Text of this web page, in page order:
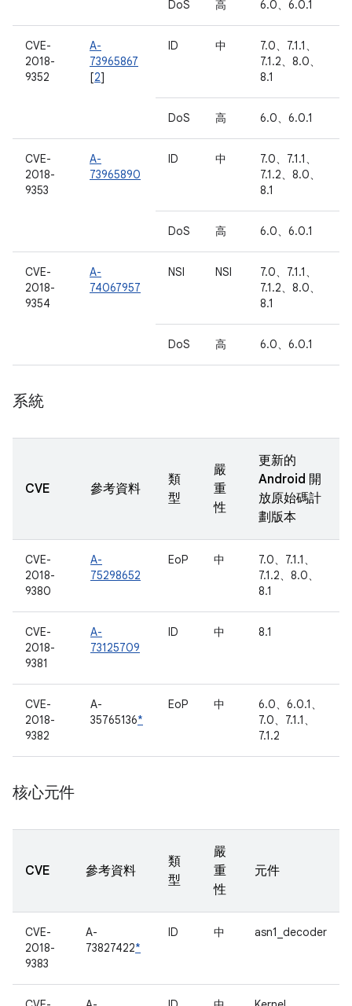
DoS 高 6.0、6.0.1
CVE-
2018-
9352
A-
73965867
[2]
ID 中
7.0、7.1.1、
7.1.2、8.0、
8.1
DoS 高 6.0、6.0.1
CVE-
2018-
9353
A-
73965890
ID 中
7.0、7.1.1、
7.1.2、8.0、
8.1
DoS 高 6.0、6.0.1
CVE-
2018-
9354
A-
74067957
NSI NSI
7.0、7.1.1、
7.1.2、8.0、
8.1
DoS 高 6.0、6.0.1
系統
CVE 參考資料
類
型
嚴
重
性
更新的
Android 開
放原始碼計
劃版本
CVE-
2018-
9380
A-
75298652
EoP 中
7.0、7.1.1、
7.1.2、8.0、
8.1
CVE-
2018-
9381
A-
73125709
ID 中 8.1
CVE-
2018-
9382
A-
35765136*
EoP 中
6.0、6.0.1、
7.0、7.1.1、
7.1.2
核心元件
CVE 參考資料
類
型
嚴
重
性
元件
CVE-
2018-
9383
A-
73827422*
ID 中 asn1_decoder